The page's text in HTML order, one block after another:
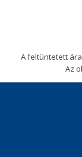
A feltüntetett
Az